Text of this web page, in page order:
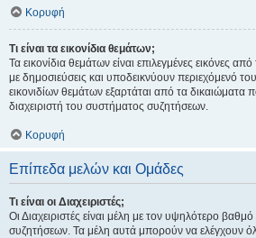
Κορυφή
Τι είναι τα εικονίδια θεμάτων;
Τα εικονίδια θεμάτων είναι επιλεγμένες εικόνες
με δημοσιεύσεις και υποδεικνύουν περιεχόμενό
εικονιδίων θεμάτων εξαρτάται από τα δικαιώματα
διαχειριστή του συστήματος συζητήσεων.
Κορυφή
Επίπεδα μελών και Ομάδες
Τι είναι οι Διαχειριστές;
Οι Διαχειριστές είναι μέλη με τον υψηλότερο
συζητήσεων. Τα μέλη αυτά μπορούν να ελέγχουν